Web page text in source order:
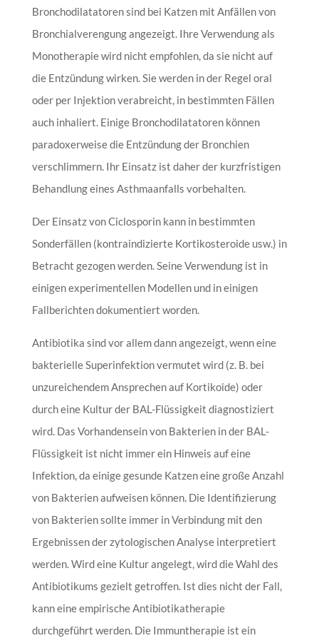
Bronchodilatatoren sind bei Katzen mit Anfällen von
Bronchialverengung angezeigt. Ihre Verwendung als
Monotherapie wird nicht empfohlen, da sie nicht auf
die Entzündung wirken. Sie werden in der Regel oral
oder per Injektion verabreicht, in bestimmten Fällen
auch inhaliert. Einige Bronchodilatatoren können
paradoxerweise die Entzündung der Bronchien
verschlimmern. Ihr Einsatz ist daher der kurzfristigen
Behandlung eines Asthmaanfalls vorbehalten.
Der Einsatz von Ciclosporin kann in bestimmten
Sonderfällen (kontraindizierte Kortikosteroide usw.) in
Betracht gezogen werden. Seine Verwendung ist in
einigen experimentellen Modellen und in einigen
Fallberichten dokumentiert worden.
Antibiotika sind vor allem dann angezeigt, wenn eine
bakterielle Superinfektion vermutet wird (z. B. bei
unzureichendem Ansprechen auf Kortikoide) oder
durch eine Kultur der BAL-Flüssigkeit diagnostiziert
wird. Das Vorhandensein von Bakterien in der BAL-
Flüssigkeit ist nicht immer ein Hinweis auf eine
Infektion, da einige gesunde Katzen eine große Anzahl
von Bakterien aufweisen können. Die Identifizierung
von Bakterien sollte immer in Verbindung mit den
Ergebnissen der zytologischen Analyse interpretiert
werden. Wird eine Kultur angelegt, wird die Wahl des
Antibiotikums gezielt getroffen. Ist dies nicht der Fall,
kann eine empirische Antibiotikatherapie
durchgeführt werden. Die Immuntherapie ist ein